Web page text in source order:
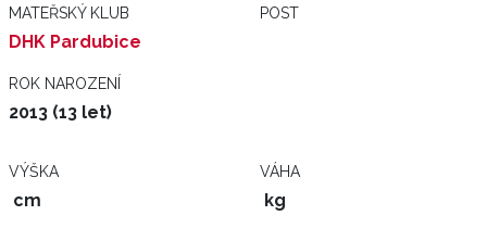
MATEŘSKÝ KLUB
DHK Pardubice
POST
ROK NAROZENÍ
2013 (13 let)
VÝŠKA
cm
VÁHA
kg